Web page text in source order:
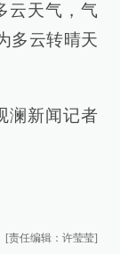
云天气，气
多云转晴天
澜新闻记者
[责任编辑：许莹莹]